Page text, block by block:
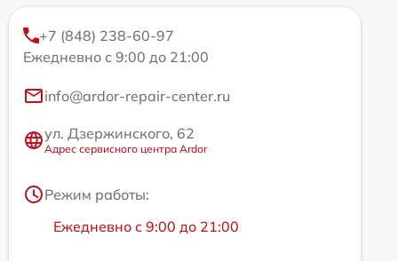
+7 (848) 238-60-97
Ежедневно с 9:00 до 21:00
info@ardor-repair-center.ru
ул. Дзержинского, 62
Адрес сервисного центра Ardor
Режим работы:
Ежедневно с 9:00 до 21:00